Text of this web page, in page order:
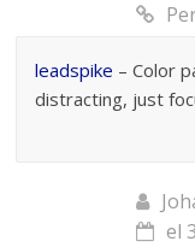
leadspike – Color
distracting, just
el